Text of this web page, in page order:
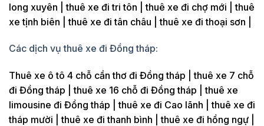
long xuyên | thuê xe đi tri tôn | thuê xe đi chợ mới | thuê
xe tịnh biên | thuê xe đi tân châu | thuê xe đi thoại sơn |
Các dịch vụ thuê xe đi Đồng tháp:
Thuê xe ô tô 4 chỗ cần thơ đi Đồng tháp | thuê xe 7 chỗ
đi Đồng tháp | thuê xe 16 chỗ đi Đồng tháp | thuê xe
limousine đi Đồng tháp | thuê xe đi Cao lãnh | thuê xe đi
tháp mười | thuê xe đi thanh bình | thuê xe đi hồng ngự |